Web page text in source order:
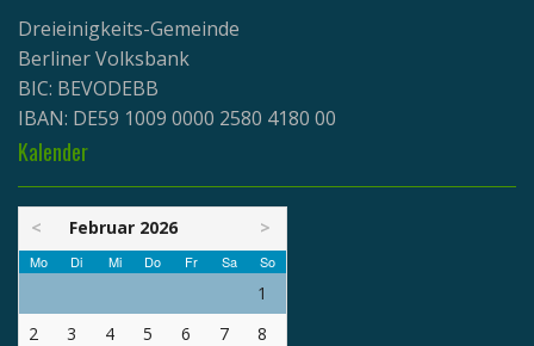
Dreieinigkeits-Gemeinde
Berliner Volksbank
BIC: BEVODEBB
IBAN: DE59 1009 0000 2580 4180 00
Kalender
< Februar 2026 >
Mo Di Mi Do Fr Sa So
1
2
3 4 5 6 7 8